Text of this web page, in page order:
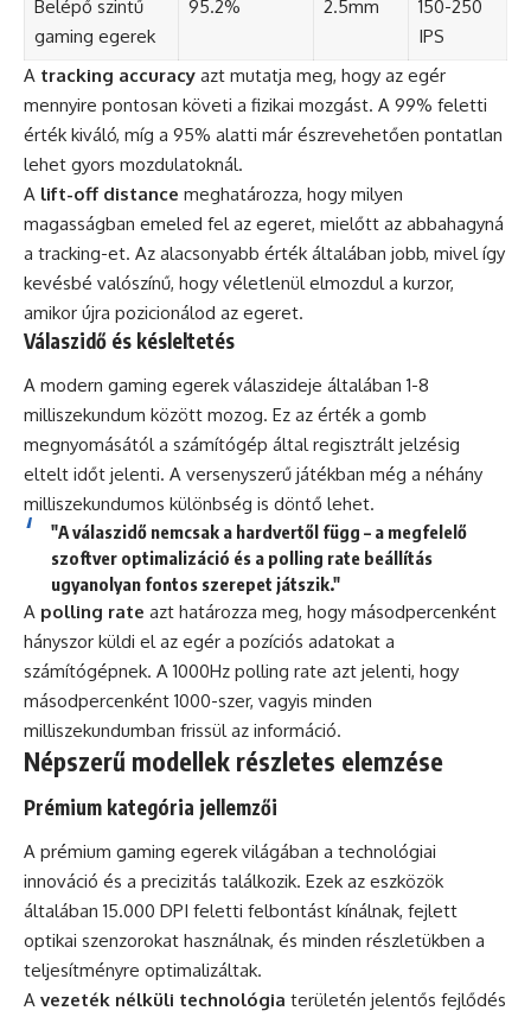
Belépő szintű
gaming egerek
95.2% 2.5mm
150-250
IPS
A tracking accuracy azt mutatja meg, hogy az egér
mennyire pontosan követi a fizikai mozgást. A 99% feletti
érték kiváló, míg a 95% alatti már észrevehetően pontatlan
lehet gyors mozdulatoknál.
A lift-off distance meghatározza, hogy milyen
magasságban emeled fel az egeret, mielőtt az abbahagyná
a tracking-et. Az alacsonyabb érték általában jobb, mivel így
kevésbé valószínű, hogy véletlenül elmozdul a kurzor,
amikor újra pozicionálod az egeret.
Válaszidő és késleltetés
A modern gaming egerek válaszideje általában 1-8
milliszekundum között mozog. Ez az érték a gomb
megnyomásától a számítógép által regisztrált jelzésig
eltelt időt jelenti. A versenyszerű játékban még a néhány
milliszekundumos különbség is döntő lehet.
"A válaszidő nemcsak a hardvertől függ – a megfelelő
szoftver optimalizáció és a polling rate beállítás
ugyanolyan fontos szerepet játszik."
A polling rate azt határozza meg, hogy másodpercenként
hányszor küldi el az egér a pozíciós adatokat a
számítógépnek. A 1000Hz polling rate azt jelenti, hogy
másodpercenként 1000-szer, vagyis minden
milliszekundumban frissül az információ.
Népszerű modellek részletes elemzése
Prémium kategória jellemzői
A prémium gaming egerek világában a technológiai
innováció és a precizitás találkozik. Ezek az eszközök
általában 15.000 DPI feletti felbontást kínálnak, fejlett
optikai szenzorokat használnak, és minden részletükben a
teljesítményre optimalizáltak.
A vezeték nélküli technológia területén jelentős fejlődés